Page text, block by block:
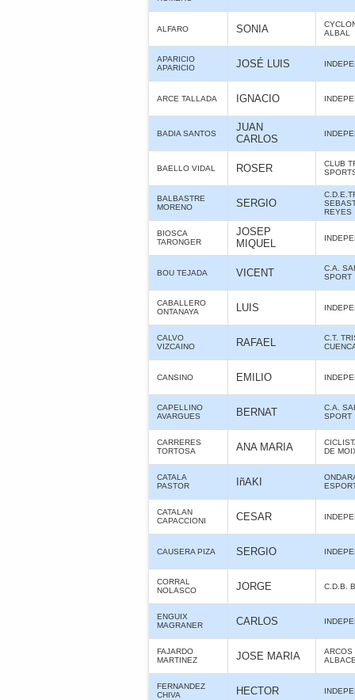
ALFARO SONIA
ALBAL
APARICIO
APARICIO
JOSÉ LUIS
ARCE TALLADA IGNACIO
BADIA SANTOS
JUAN
CARLOS
BAELLO VIDAL ROSER
CLUB
BALBASTRE
MORENO
SERGIO
REYES
BIOSCA
TARONGER
JOSEP
MIQUEL
BOU TEJADA VICENT
C.A.
SPORT
CABALLERO
ONTANAYA
LUIS
CALVO
VIZCAINO
RAFAEL
C.T.
CANSINO EMILIO
CAPELLINO
AVARGUES
BERNAT
C.A.
SPORT
CARRERES
TORTOSA
ANA MARIA
DE
CATALA
PASTOR
IñAKI
CATALAN
CAPACCIONI
CESAR
CAUSERA PIZA SERGIO
CORRAL
NOLASCO
JORGE C.D.B.
ENGUIX
MAGRANER
CARLOS
FAJARDO
MARTINEZ
JOSE MARIA
ARCOS
FERNANDEZ
CHIVA
HECTOR